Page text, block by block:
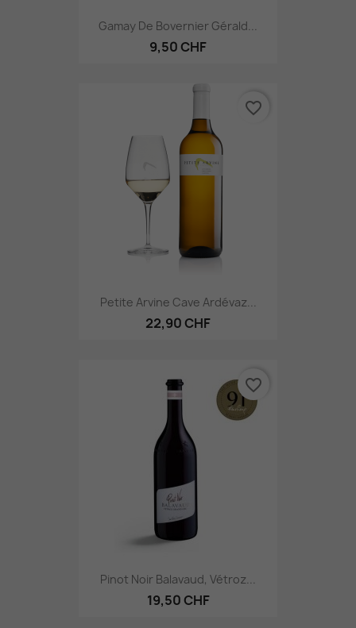
Gamay De Bovernier Gérald...
9,50 CHF
Petite Arvine Cave Ardévaz...
22,90 CHF
favorite_border
Pinot Noir Balavaud, Vétroz...
19,50 CHF
favorite_border